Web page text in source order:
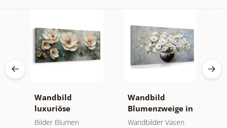
Wandbild
luxuriöse
blumenharmonie
Bilder Blumen
Wandbild
Blumenzweige in
einer schwarzen
Wandbilder Vasen